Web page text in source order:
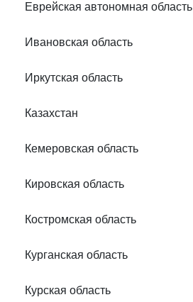
Еврейская автономная область
Ивановская область
Иркутская область
Казахстан
Кемеровская область
Кировская область
Костромская область
Курганская область
Курская область